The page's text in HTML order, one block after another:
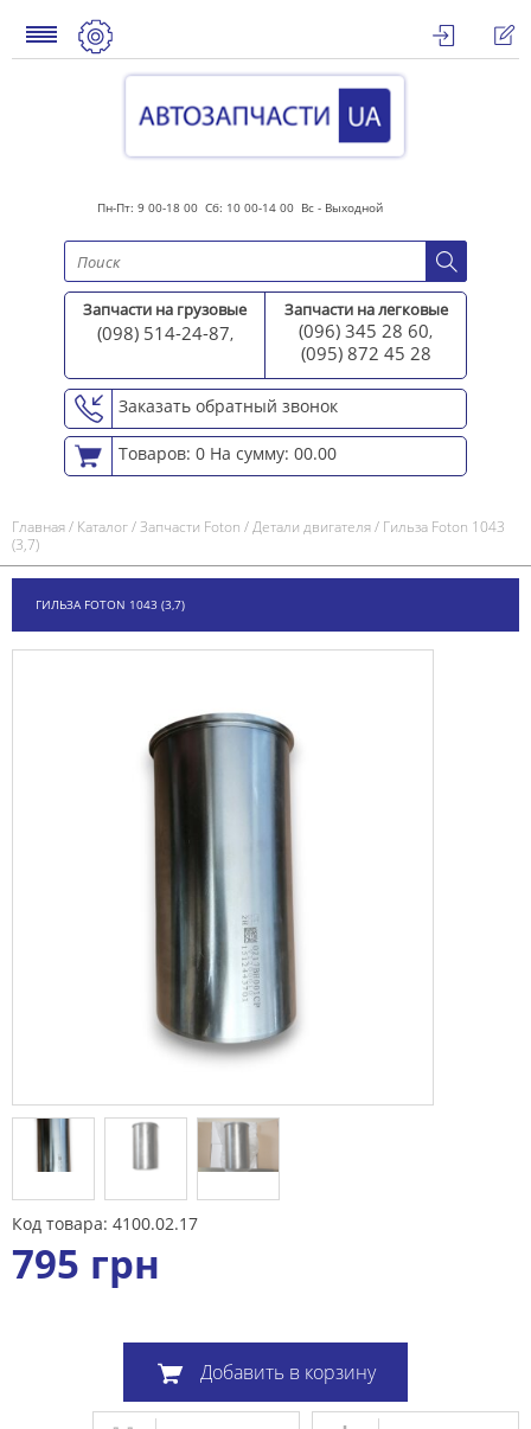
Пн-Пт: 9 00-18 00 Сб: 10 00-14 00 Вс - Выходной
Запчасти на грузовые
(098) 514-24-87,
Запчасти на легковые
(096) 345 28 60,
(095) 872 45 28
Заказать обратный звонок
Товаров: 0 На сумму: 00.00
Главная/ Каталог/Запчасти Foton /Детали двигателя/ Гильза Foton 1043
(3,7)
ГИЛЬЗА FOTON 1043 (3,7)
Код товара: 4100.02.17
795 грн
Добавить в корзину